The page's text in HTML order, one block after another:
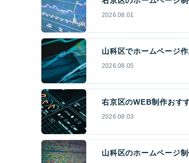
2026.08.01
山科区でホームページ
2026.08.05
右京区のWEB制作おす
2026.08.03
山科区のホームページ